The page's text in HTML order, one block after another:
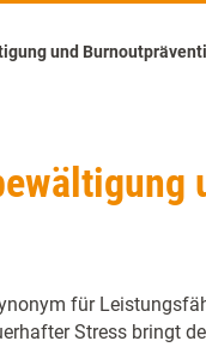
und
für
Stress bringt